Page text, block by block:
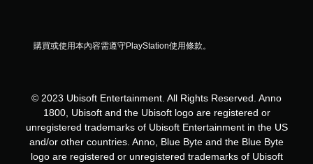
購買或使用本內容需遵守PlayStation使用條款。
© 2023 Ubisoft Entertainment. All Rights Reserved. Anno
1800, Ubisoft and the Ubisoft logo are registered or
unregistered trademarks of Ubisoft Entertainment in the US
and/or other countries. Anno, Blue Byte and the Blue Byte
logo are registered or unregistered trademarks of Ubisoft